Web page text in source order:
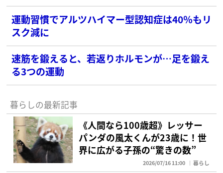
運動習慣でアルツハイマー型認知症は40％もリ
スク減に
速筋を鍛えると、若返りホルモンが…足を鍛え
る3つの運動
暮らしの最新記事
《人間なら100歳超》レッサー
パンダの風太くんが23歳に！世
界に広がる子孫の“驚きの数”
2026/07/16 11:00 暮らし